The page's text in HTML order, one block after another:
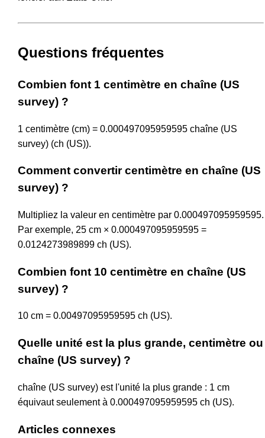
Questions fréquentes
Combien font 1 centimètre en chaîne (US
survey) ?
1 centimètre (cm) = 0.000497095959595 chaîne (US
survey) (ch (US)).
Comment convertir centimètre en chaîne (US
survey) ?
Multipliez la valeur en centimètre par 0.000497095959595.
Par exemple, 25 cm × 0.000497095959595 =
0.0124273989899 ch (US).
Combien font 10 centimètre en chaîne (US
survey) ?
10 cm = 0.00497095959595 ch (US).
Quelle unité est la plus grande, centimètre ou
chaîne (US survey) ?
chaîne (US survey) est l'unité la plus grande : 1 cm
équivaut seulement à 0.000497095959595 ch (US).
Articles connexes